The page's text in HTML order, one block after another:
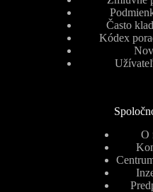
Často
Kódex
O